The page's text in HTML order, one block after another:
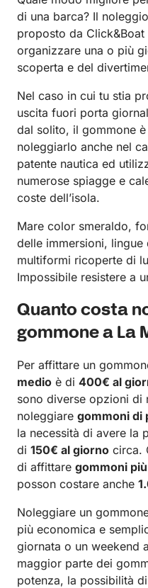
di una barca? Il
proposto da
organizzare una o più
scoperta e del
Nel caso in cui tu stia
uscita fuori porta
dal solito, il gommone
noleggiarlo anche nel
patente nautica ed
numerose spiagge e
coste dell’isola.
Mare color smeraldo,
delle immersioni,
multiformi ricoperte di
Impossibile resistere a
Quanto costa
gommone a La
Per affittare un
medio è di 400€ al
sono diverse opzioni di
noleggiare gommoni di
la necessità di avere la
di 150€ al giorno circa.
di affittare gommoni
posson costare anche
Noleggiare un
più economica e
giornata o un weekend
maggior parte dei
potenza, la possibilità